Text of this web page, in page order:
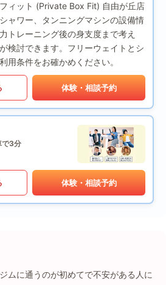
ィット (Private Box Fit) 自由が丘店
ャワー、タンニングマシンの設備情
トレーニング後の身支度まで考え
検討できます。フリーウェイトとシ
用条件をお確かめください。
体験・相談予約
で3分
体験・相談予約
ムに通うのが初めてで不安がある人に